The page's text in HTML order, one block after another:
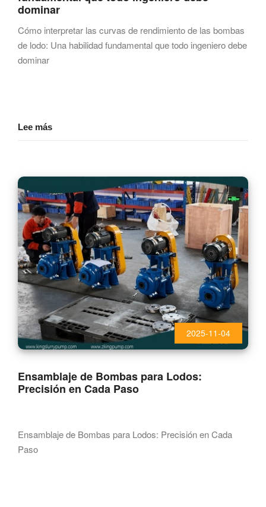
dominar
Cómo interpretar las curvas de rendimiento de las bombas
de lodo: Una habilidad fundamental que todo ingeniero debe
dominar
Lee más
2025-11-04
Ensamblaje de Bombas para Lodos:
Precisión en Cada Paso
Ensamblaje de Bombas para Lodos: Precisión en Cada
Paso